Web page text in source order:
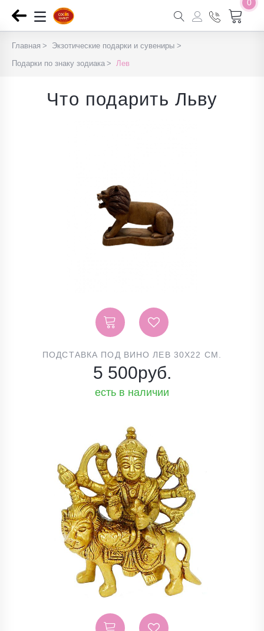
0
Главная
Экзотические подарки и сувениры
Подарки по знаку зодиака
Лев
Что подарить Льву
ПОДСТАВКА ПОД ВИНО ЛЕВ 30Х22 СМ.
5 500руб.
есть в наличии